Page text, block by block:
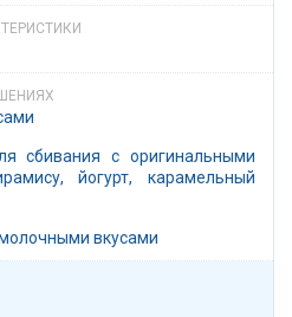
сбивания с оригинальными
йогурт, карамельный
вкусами